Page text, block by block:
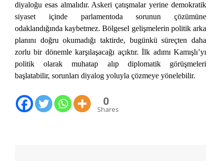
diyaloğu esas almalıdır. Askeri çatışmalar yerine demokratik
siyaset içinde parlamentoda sorunun çözümüne
odaklandığında kaybetmez. Bölgesel gelişmelerin politik arka
planını doğru okumadığı taktirde, bugünkü süreçten daha
zorlu bir dönemle karşılaşacağı açıktır. İlk adımı Kamışlı’yı
politik olarak muhatap alıp diplomatik görüşmeleri
başlatabilir, sorunları diyalog yoluyla çözmeye yönelebilir.
0
Shares